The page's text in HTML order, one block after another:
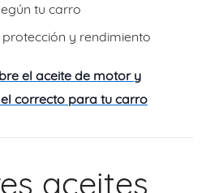
tu carro
y rendimiento
el aceite de motor y
correcto para tu carro
aceites